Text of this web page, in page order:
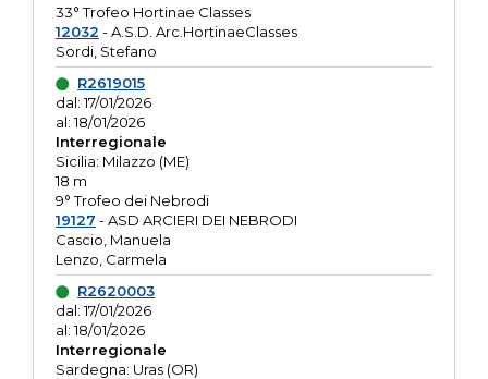
33° Trofeo Hortinae Classes
12032 - A.S.D. Arc.HortinaeClasses
Sordi, Stefano
R2619015
dal: 17/01/2026
al: 18/01/2026
Interregionale
Sicilia: Milazzo (ME)
18 m
9° Trofeo dei Nebrodi
19127 - ASD ARCIERI DEI NEBRODI
Cascio, Manuela
Lenzo, Carmela
R2620003
dal: 17/01/2026
al: 18/01/2026
Interregionale
Sardegna: Uras (OR)